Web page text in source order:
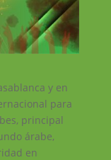
y en
para
principal
árabe,
en